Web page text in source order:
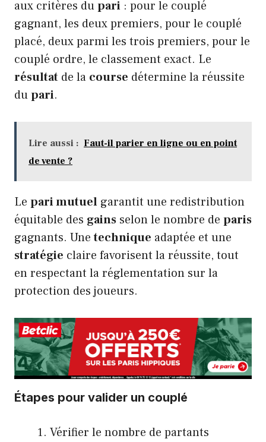
aux critères dupari : pour le couplé
gagnant, les deux premiers, pour le couplé
placé, deux parmi les trois premiers, pour le
couplé ordre, le classement exact. Le
résultat de la course détermine la réussite
dupari.
Lire aussi : Faut-il parier en ligne ou en point
de vente ?
Le pari mutuel garantit une redistribution
équitable des gains selon le nombre de paris
gagnants. Unetechnique adaptée et une
stratégie claire favorisent la réussite, tout
en respectant la réglementation sur la
protection des joueurs.
Étapes pour valider un couplé
Vérifier le nombre de partants